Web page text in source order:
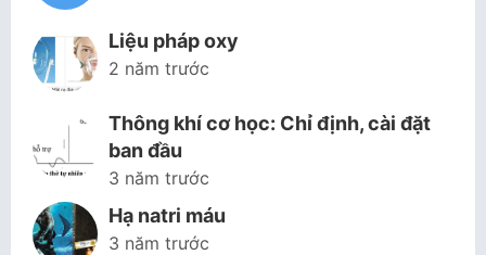
Liệu pháp oxy
2 năm trước
Thông khí cơ học: Chỉ định, cài đặt
ban đầu
3 năm trước
Hạ natri máu
3 năm trước